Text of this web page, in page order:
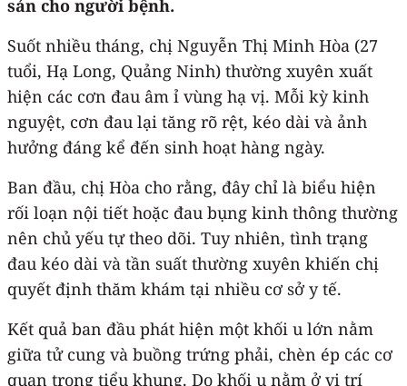
sản cho người bệnh.
Suốt nhiều tháng, chị Nguyễn Thị Minh Hòa (27
tuổi, Hạ Long, Quảng Ninh) thường xuyên xuất
hiện các cơn đau âm ỉ vùng hạ vị. Mỗi kỳ kinh
nguyệt, cơn đau lại tăng rõ rệt, kéo dài và ảnh
hưởng đáng kể đến sinh hoạt hàng ngày.
Ban đầu, chị Hòa cho rằng, đây chỉ là biểu hiện
rối loạn nội tiết hoặc đau bụng kinh thông thường
nên chủ yếu tự theo dõi. Tuy nhiên, tình trạng
đau kéo dài và tần suất thường xuyên khiến chị
quyết định thăm khám tại nhiều cơ sở y tế.
Kết quả ban đầu phát hiện một khối u lớn nằm
giữa tử cung và buồng trứng phải, chèn ép các cơ
quan trong tiểu khung. Do khối u nằm ở vị trí